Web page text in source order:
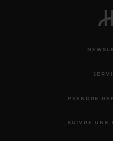
PRENDRE
SUIVRE UNE